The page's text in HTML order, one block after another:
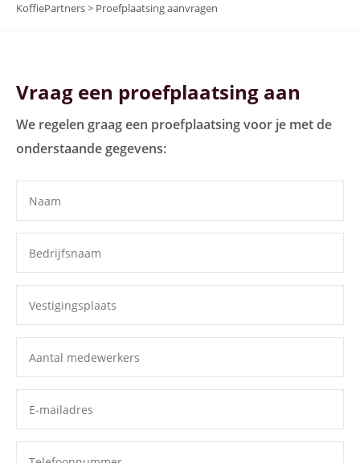
KoffiePartners> Proefplaatsing aanvragen
Vraag een proefplaatsing aan
We regelen graag een proefplaatsing voor je met de
onderstaande gegevens: